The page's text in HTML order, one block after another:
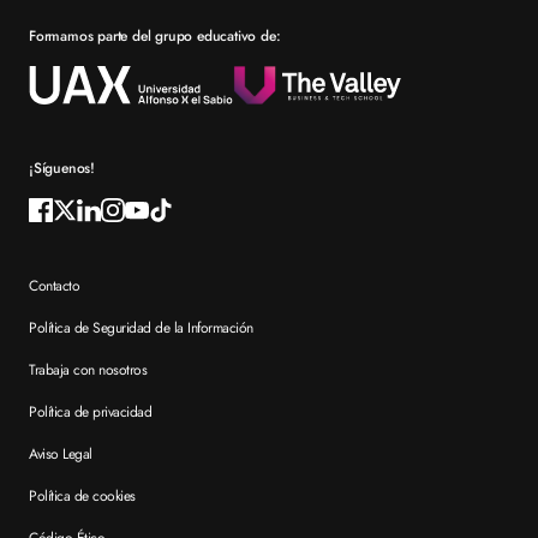
Por qué elegir XTART
Reconocimientos
Formamos parte del grupo educativo de:
¡Síguenos!
Contacto
Política de Seguridad de la Información
Trabaja con nosotros
Política de privacidad
Aviso Legal
Política de cookies